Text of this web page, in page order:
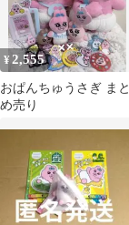
¥2,555
おぱんちゅうさぎ まと
め売り